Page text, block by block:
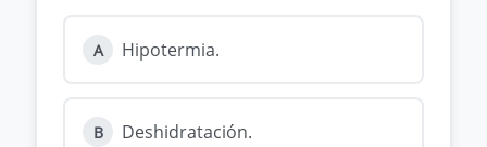
A Hipotermia.
B Deshidratación.